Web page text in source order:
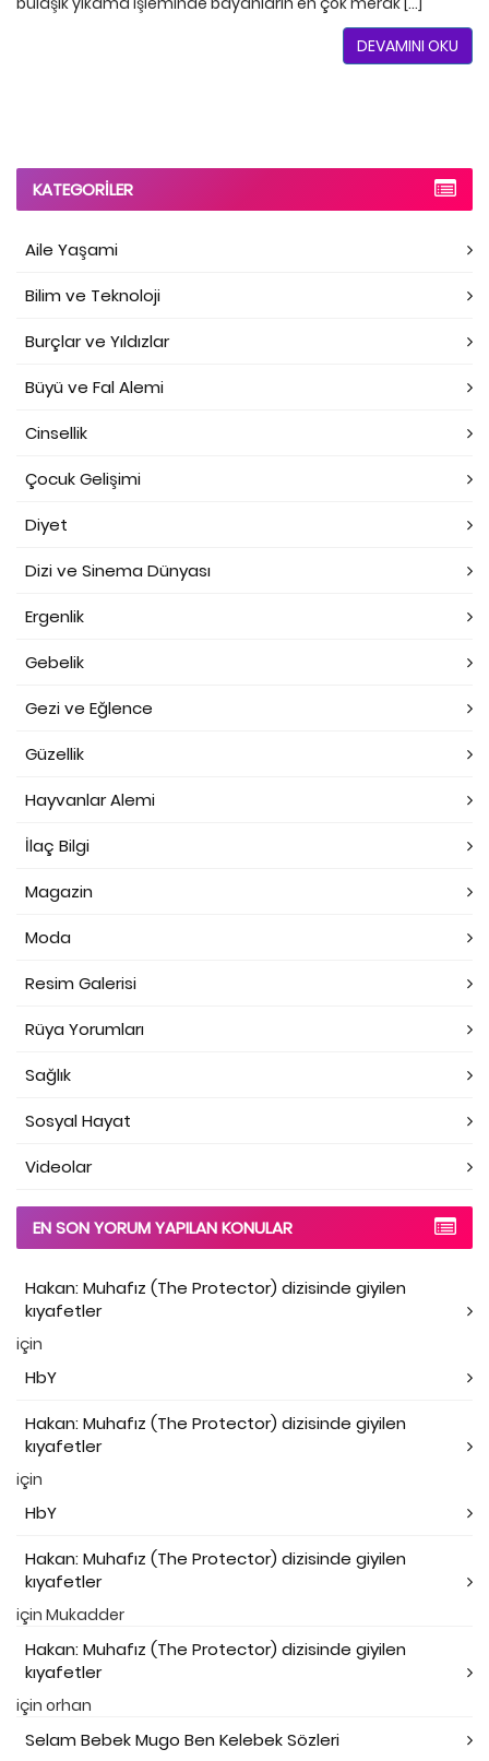
DEVAMINI OKU
KATEGORILER
Aile Yaşami
Bilim ve Teknoloji
Burçlar ve Yıldızlar
Büyü ve Fal Alemi
Cinsellik
Çocuk Gelişimi
Diyet
Dizi ve Sinema Dünyası
Ergenlik
Gebelik
Gezi ve Eğlence
Güzellik
Hayvanlar Alemi
İlaç Bilgi
Magazin
Moda
Resim Galerisi
Rüya Yorumları
Sağlık
Sosyal Hayat
Videolar
EN SON YORUM YAPILAN KONULAR
Hakan: Muhafız (The Protector) dizisinde giyilen
kıyafetler
için
HbY
Hakan: Muhafız (The Protector) dizisinde giyilen
kıyafetler
için
HbY
Hakan: Muhafız (The Protector) dizisinde giyilen
kıyafetler
için Mukadder
Hakan: Muhafız (The Protector) dizisinde giyilen
kıyafetler
için orhan
Selam Bebek Mugo Ben Kelebek Sözleri